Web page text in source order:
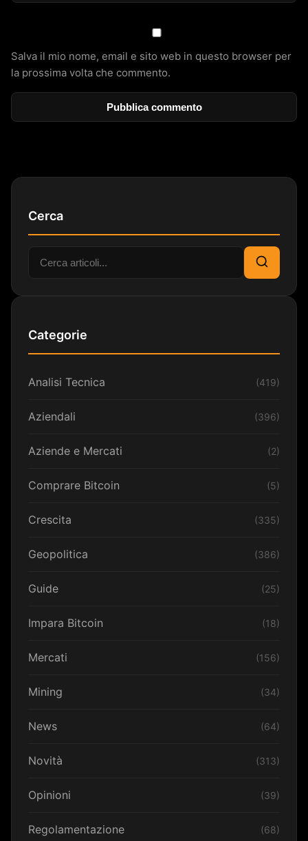
Salva il mio nome, email e sito web in questo browser per
la prossima volta che commento.
Cerca
Cerca:
Cerca
Categorie
Analisi Tecnica (419)
Aziendali (396)
Aziende e Mercati (2)
Comprare Bitcoin (5)
Crescita (335)
Geopolitica (386)
Guide (25)
Impara Bitcoin (18)
Mercati (156)
Mining (34)
News (64)
Novità (313)
Opinioni (39)
Regolamentazione (68)